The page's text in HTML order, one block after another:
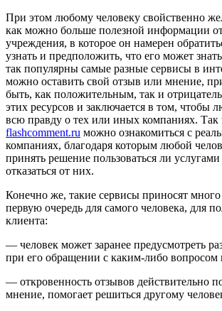
При этом любому человеку свойственно
как можно больше полезной информации
учреждения, в которое он намерен
узнать и предположить, что его может
так популярны самые разные сервисы в
можно оставить свой отзыв или мнение,
быть, как положительным, так и
этих ресурсов и заключается в том, чтобы
всю правду о тех или иных компаниях. Так
flashcomment.ru можно ознакомиться с
компаниях, благодаря которым любой
принять решение пользоваться ли
отказаться от них.
Конечно же, такие сервисы приносят
первую очередь для самого человека, для
клиента:
— человек может заранее предусмотреть
при его обращении с каким-либо вопросом
— откровенность отзывов действительно
мнение, помогает решиться другому